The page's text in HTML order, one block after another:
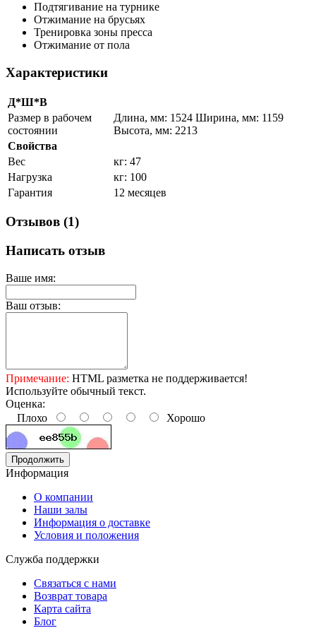
Подтягивание на турнике
Отжимание на брусьях
Тренировка зоны пресса
Отжимание от пола
Характеристики
Д*Ш*В
Размер в рабочем
состоянии
Длина, мм: 1524 Ширина, мм: 1159
Высота, мм: 2213
Свойства
Вес
кг: 47
Нагрузка
кг: 100
Гарантия
12 месяцев
Отзывов (1)
Написать отзыв
Ваше имя:
Ваш отзыв:
Примечание: HTML разметка не поддерживается!
Используйте обычный текст.
Оценка:
Плохо
Хорошо
Продолжить
Информация
O компании
Наши залы
Информация о доставке
Условия и положения
Служба поддержки
Связаться с нами
Возврат товара
Карта сайта
Блог